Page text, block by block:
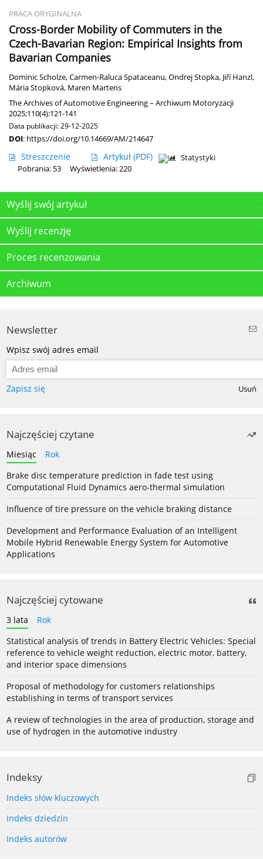
PRACA ORYGINALNA
Cross-Border Mobility of Commuters in the
Czech-Bavarian Region: Empirical Insights from
Bavarian Companies
Dominic Scholze,Carmen-Raluca Spataceanu,Ondrej Stopka, Jiří Hanzl,
Mária Stopková, Maren Martens
The Archives of Automotive Engineering – Archiwum Motoryzacji
2025;110(4):121-141
Data publikacji: 29-12-2025
DOI: https://doi.org/10.14669/AM/214647
Streszczenie Artykuł (PDF)
Statystyki
Pobrania: 53
Wyświetlenia: 220
Wyślij swój artykuł
Wyślij recenzję
Proces recenzowania
Archiwum
Newsletter
Wpisz swój adres email
Zapisz się Usuń
Najczęściej czytane
Miesiąc
Rok
Brake disc temperature prediction in fade test using
Computational Fluid Dynamics aero-thermal simulation
Influence of tire pressure on the vehicle braking distance
Development and Performance Evaluation of an Intelligent
Mobile Hybrid Renewable Energy System for Automotive
Applications
Najczęściej cytowane
3 lata
Rok
Statistical analysis of trends in Battery Electric Vehicles: Special
reference to vehicle weight reduction, electric motor, battery,
and interior space dimensions
Proposal of methodology for customers relationships
establishing in terms of transport services
A review of technologies in the area of production, storage and
use of hydrogen in the automotive industry
Indeksy
Indeks słów kluczowych
Indeks dziedzin
Indeks autorów